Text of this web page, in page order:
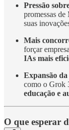
Pressão
promessas
suas
Mais
forçar
IAs mais
Expansão
como o Grok
educação e
O que esperar